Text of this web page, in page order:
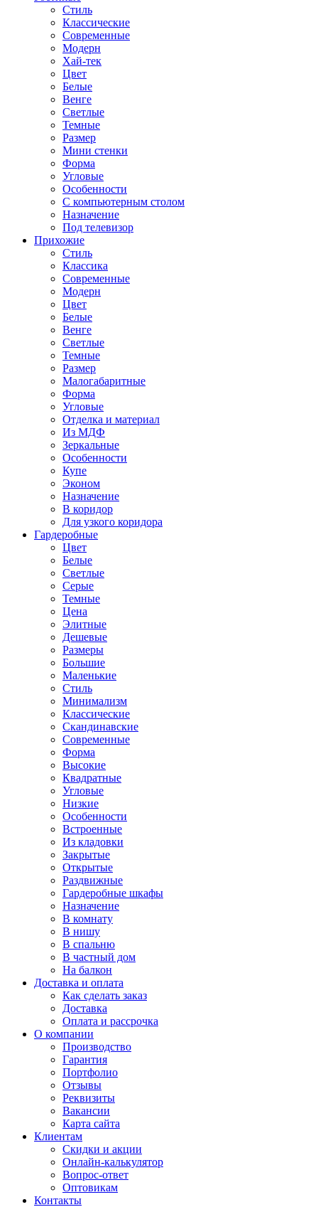
Стиль
Классические
Современные
Модерн
Хай-тек
Цвет
Белые
Венге
Светлые
Темные
Размер
Мини стенки
Форма
Угловые
Особенности
С компьютерным столом
Назначение
Под телевизор
Прихожие
Стиль
Классика
Современные
Модерн
Цвет
Белые
Венге
Светлые
Темные
Размер
Малогабаритные
Форма
Угловые
Отделка и материал
Из МДФ
Зеркальные
Особенности
Купе
Эконом
Назначение
В коридор
Для узкого коридора
Гардеробные
Цвет
Белые
Светлые
Серые
Темные
Цена
Элитные
Дешевые
Размеры
Большие
Маленькие
Стиль
Минимализм
Классические
Скандинавские
Современные
Форма
Высокие
Квадратные
Угловые
Низкие
Особенности
Встроенные
Из кладовки
Закрытые
Открытые
Раздвижные
Гардеробные шкафы
Назначение
В комнату
В нишу
В спальню
В частный дом
На балкон
Доставка и оплата
Как сделать заказ
Доставка
Оплата и рассрочка
О компании
Производство
Гарантия
Портфолио
Отзывы
Реквизиты
Вакансии
Карта сайта
Клиентам
Скидки и акции
Онлайн-калькулятор
Вопрос-ответ
Оптовикам
Контакты